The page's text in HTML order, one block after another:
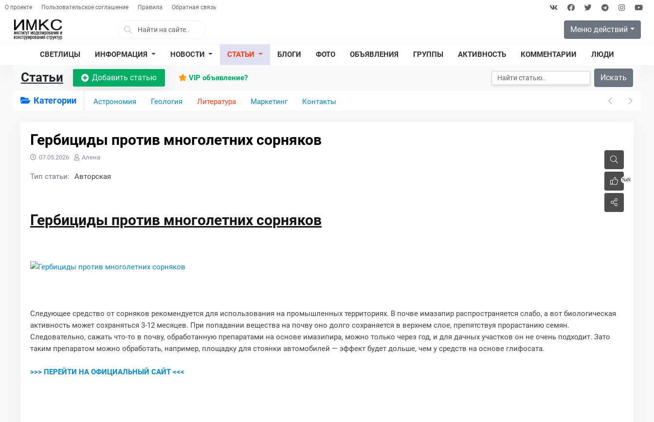
О проекте Пользовательское соглашение Правила Обратная связь
Меню действий
СВЕТЛИЦЫ ИНФОРМАЦИЯ НОВОСТИ СТАТЬИ БЛОГИ ФОТО ОБЪЯВЛЕНИЯ ГРУППЫ АКТИВНОСТЬ КОММЕНТАРИИ ЛЮДИ
Статьи Добавить статью VIP объявление? Искать
Категории Астрономия Геология Литература Маркетинг Контакты
Гербициды против многолетних сорняков
NaN
07.05.2026 Алена
Тип статьи: Авторская
Гербициды против многолетних сорняков
Следующее средство от сорняков рекомендуется для использования на промышленных территориях. В почве имазапир распространяется слабо, а вот биологическая
активность может сохраняться 3-12 месяцев. При попадании вещества на почву оно долго сохраняется в верхнем слое, препятствуя прорастанию семян.
Следовательно, сажать что-то в почву, обработанную препаратами на основе имазипира, можно только через год, и для дачных участков он не очень подходит. Зато
таким препаратом можно обработать, например, площадку для стоянки автомобилей — эффект будет дольше, чем у средств на основе глифосата.
>>> ПЕРЕЙТИ НА ОФИЦИАЛЬНЫЙ САЙТ <<<